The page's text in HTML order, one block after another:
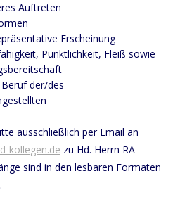
Auftreten
Erscheinung
Pünktlichkeit, Fleiß sowie
der/des
ausschließlich per Email an
kollegen.de zu Hd. Herrn RA
sind in den lesbaren Formaten